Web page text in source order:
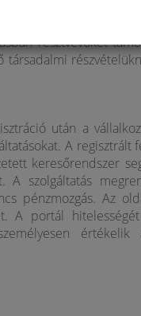
résztvevőket
társadalmi
után a
A regisztrált
keresőrendszer
A szolgáltatás
pénzmozgás. Az
A portál
értékelik